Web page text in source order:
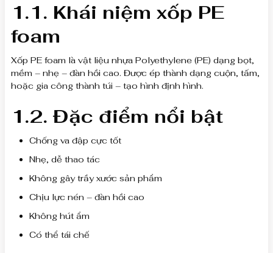
1.1. Khái niệm xốp PE
foam
Xốp PE foam là vật liệu nhựa Polyethylene (PE) dạng bọt,
mềm – nhẹ – đàn hồi cao. Được ép thành dạng cuộn, tấm,
hoặc gia công thành túi – tạo hình định hình.
1.2. Đặc điểm nổi bật
Chống va đập cực tốt
Nhẹ, dễ thao tác
Không gây trầy xước sản phẩm
Chịu lực nén – đàn hồi cao
Không hút ẩm
Có thể tái chế